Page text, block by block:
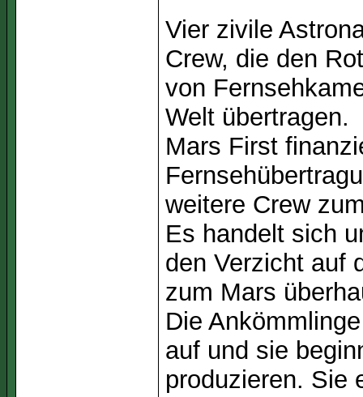
Vier zivile
Crew, die den
von
Welt übertragen.
Mars First
weitere Crew
Es handelt sich
den Verzicht auf
zum Mars
Die
auf und sie
produzieren. Sie